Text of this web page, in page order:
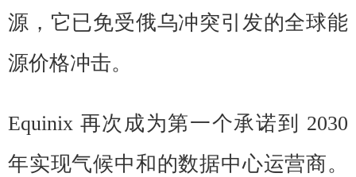
源，它已免受俄乌冲突引发的全球能
源价格冲击。
Equinix 再次成为第一个承诺到 2030
年实现气候中和的数据中心运营商。